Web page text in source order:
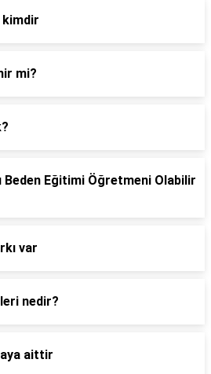
kimdir
mi?
Beden Eğitimi Öğretmeni Olabilir
var
nedir?
aittir